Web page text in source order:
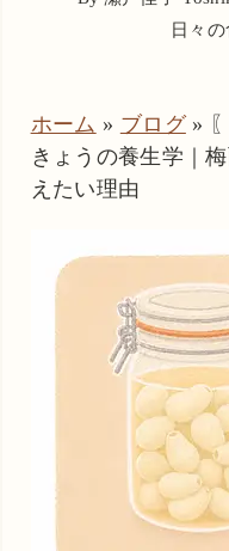
日々
ホーム » ブログ»
きょうの養生学｜
えたい理由